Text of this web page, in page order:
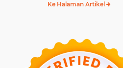
Ke Halaman Artikel